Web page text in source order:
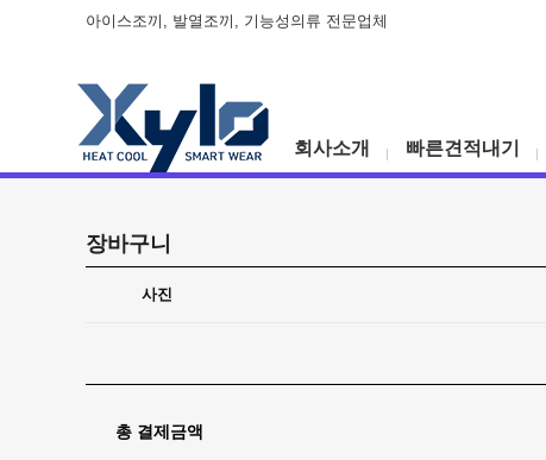
아이스조끼, 발열조끼, 기능성의류 전문업체
회사소개 빠른견적내기
장바구니
사진
총 결제금액